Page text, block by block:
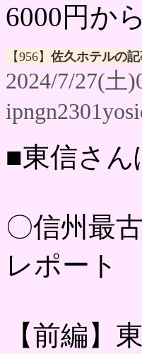
6000円か
【956】 佐久ホテルの記
2024/7/27(土
■東信さ
〇信州最
レポート
【前編】